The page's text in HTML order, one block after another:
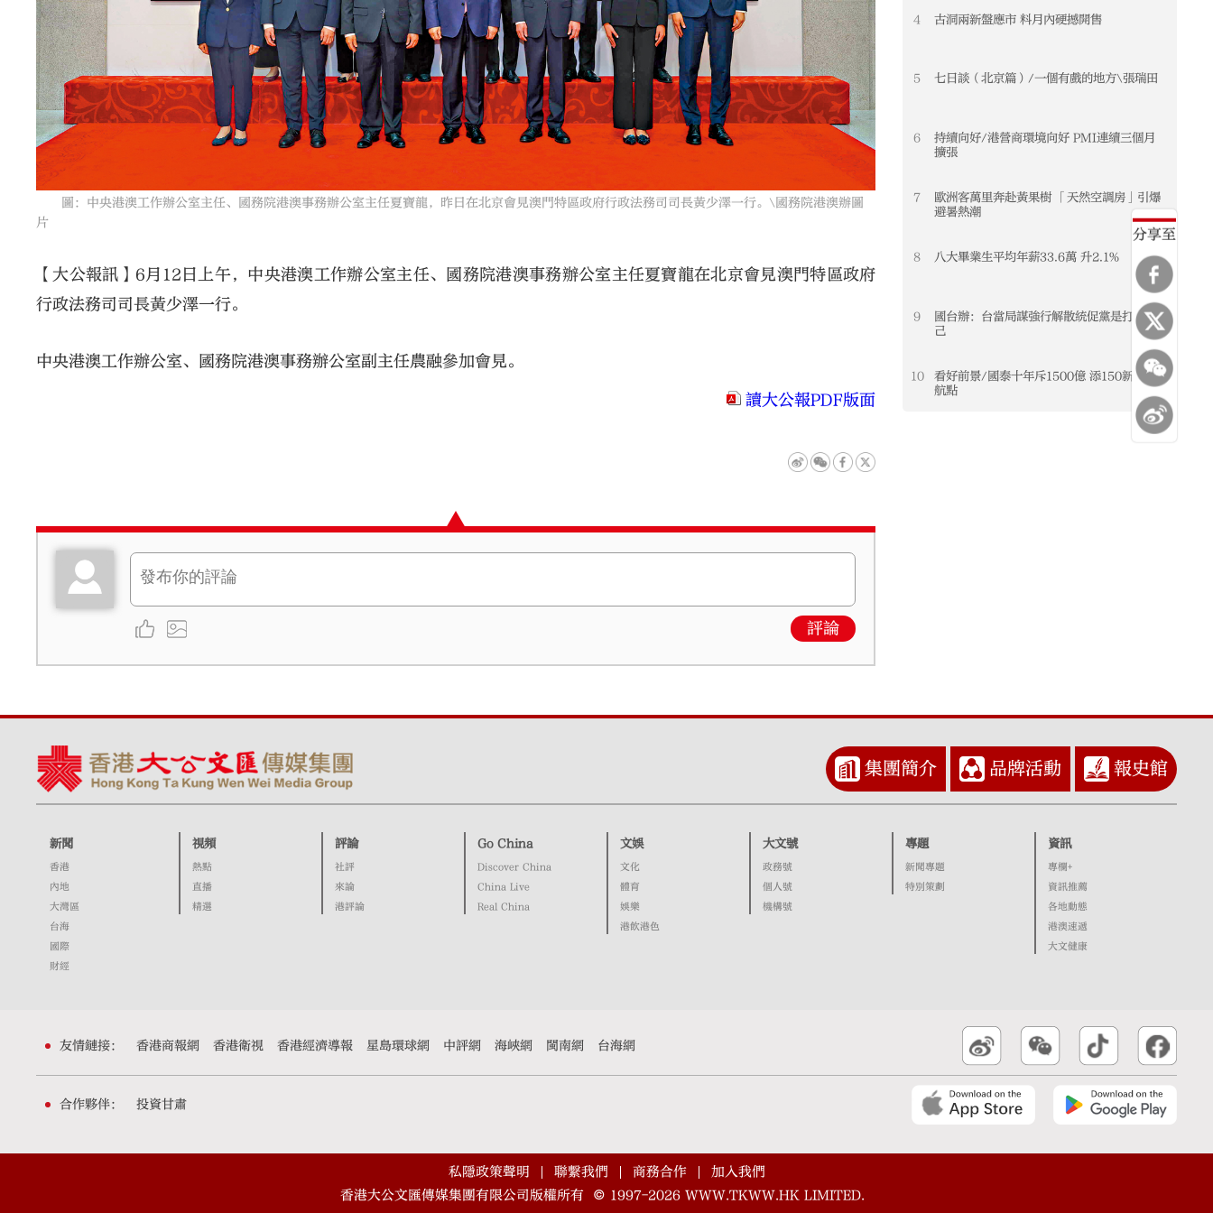
分享至
圖：中央港澳工作辦公室主任、國務院港澳事務辦公室主任夏寶龍，昨日在北京會見澳門特區政府行政法務司司長黃少澤一行。\國務院港澳辦圖
片
【大公報訊】6月12日上午，中央港澳工作辦公室主任、國務院港澳事務辦公室主任夏寶龍在北京會見澳門特區政府
行政法務司司長黃少澤一行。
中央港澳工作辦公室、國務院港澳事務辦公室副主任農融參加會見。
讀大公報PDF版面
評論
4 古洞兩新盤應市 料月內硬撼開售
5 七日談（北京篇）/一個有戲的地方\張瑞田
6
持續向好/港營商環境向好 PMI連續三個月
擴張
7
歐洲客萬里奔赴黃果樹 「天然空調房」引爆
避暑熱潮
8 八大畢業生平均年薪33.6萬 升2.1%
9
國台辦：台當局謀強行解散統促黨是打壓異
己
10
看好前景/國泰十年斥1500億 添150新機擴
航點
集團簡介 品牌活動 報史館
新聞
香港
內地
大灣區
台海
國際
財經
視頻
熱點
直播
精選
評論
社評
來論
港評論
Go China
Discover China
China Live
Real China
文娛
文化
體育
娛樂
港飲港色
大文號
政務號
個人號
機構號
專題
新聞專題
特別策劃
資訊
專欄+
資訊推薦
各地動態
港澳速遞
大文健康
友情鏈接： 香港商報網 香港衛視 香港經濟導報 星島環球網 中評網 海峽網 閩南網 台海網
合作夥伴： 投資甘肅
私隱政策聲明 聯繫我們 商務合作
加入我們
香港大公文匯傳媒集團有限公司版權所有© 1997-2026 WWW.TKWW.HK LIMITED.